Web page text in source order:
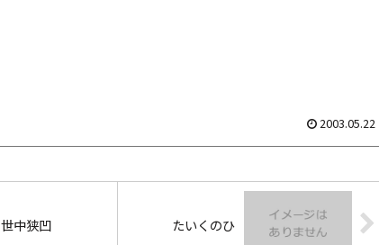
2003.05.22
世中狭凹 たいくのひ